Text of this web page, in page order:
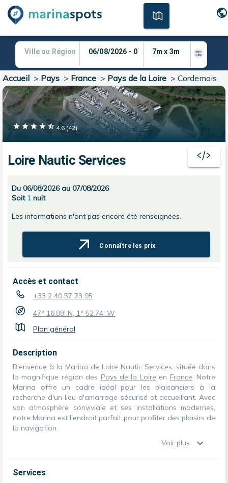
Accueil > Pays > France > Pays de la Loire > Cordemais
4.6(42)
Loire Nautic Services
Du 06/08/2026 au 07/08/2026
Soit 1 nuit
Les informations n'ont pas encore été renseignées.
Connaître les prix
Accès et contact
+33 2 40 57 73 95
47° 16.88' N, 1° 52.74' W
Plan général
Description
Bienvenue à la Marina de Loire Nautic Services, située dans
la magnifique région des Pays de la Loire en France. Notre
Marina offre un cadre idéal pour les plaisanciers à la
recherche d'un lieu d'amarrage sécurisé et accueillant. Avec
son atmosphère conviviale et ses installations modernes,
notre Marina est l'endroit parfait pour profiter des plaisirs de
la navigation.
Voir plus
Services